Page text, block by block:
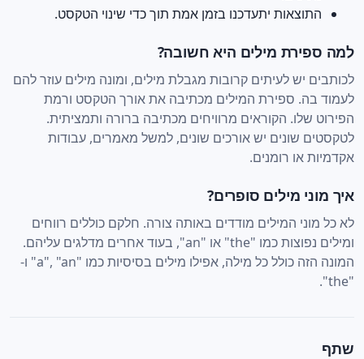
התוצאות יתעדכנו בזמן אמת תוך כדי שינוי הטקסט.
למה ספירת מילים היא חשובה?
לכותבים יש לעיתים קרובות מגבלת מילים, ומונה מילים עוזר להם
לעמוד בה. ספירת המילים מכתיבה את אורך הטקסט ורמת
הפירוט שלו. הקוראים מרוויחים מכתיבה ברורה ותמציתית.
לטקסטים שונים יש אורכים שונים, למשל מאמרים, עבודות
אקדמיות או רומנים.
איך מוני מילים סופרים?
לא כל מוני המילים מודדים באותה צורה. חלקם כוללים רווחים
ומילים נפוצות כמו "the" או "an", בעוד אחרים מדלגים עליהם.
המונה הזה כולל כל מילה, אפילו מילים בסיסיות כמו "a", "an" ו-
"the".
שתף